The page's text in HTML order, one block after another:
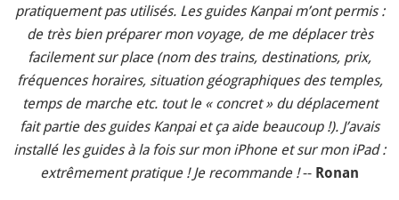
pratiquement pas utilisés. Les guides Kanpai m’ont permis :
de très bien préparer mon voyage, de me déplacer très
facilement sur place (nom des trains, destinations, prix,
fréquences horaires, situation géographiques des temples,
temps de marche etc. tout le « concret » du déplacement
fait partie des guides Kanpai et ça aide beaucoup !). J’avais
installé les guides à la fois sur mon iPhone et sur mon iPad :
extrêmement pratique ! Je recommande !-- Ronan